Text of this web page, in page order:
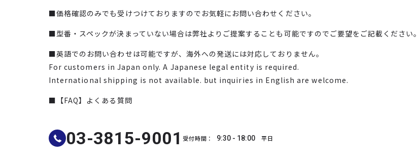
■価格確認のみでも受けつけておりますのでお気軽にお問い合わせください。
■型番・スペックが決まっていない場合は弊社よりご提案することも可能ですのでご要望をご記載ください。
■英語でのお問い合わせは可能ですが、海外への発送には対応しておりません。
For customers in Japan only. A Japanese legal entity is required.
International shipping is not available. but inquiries in English are welcome.
■【FAQ】よくある質問
03-3815-9001 受付時間： 9:30 - 18:00 平日